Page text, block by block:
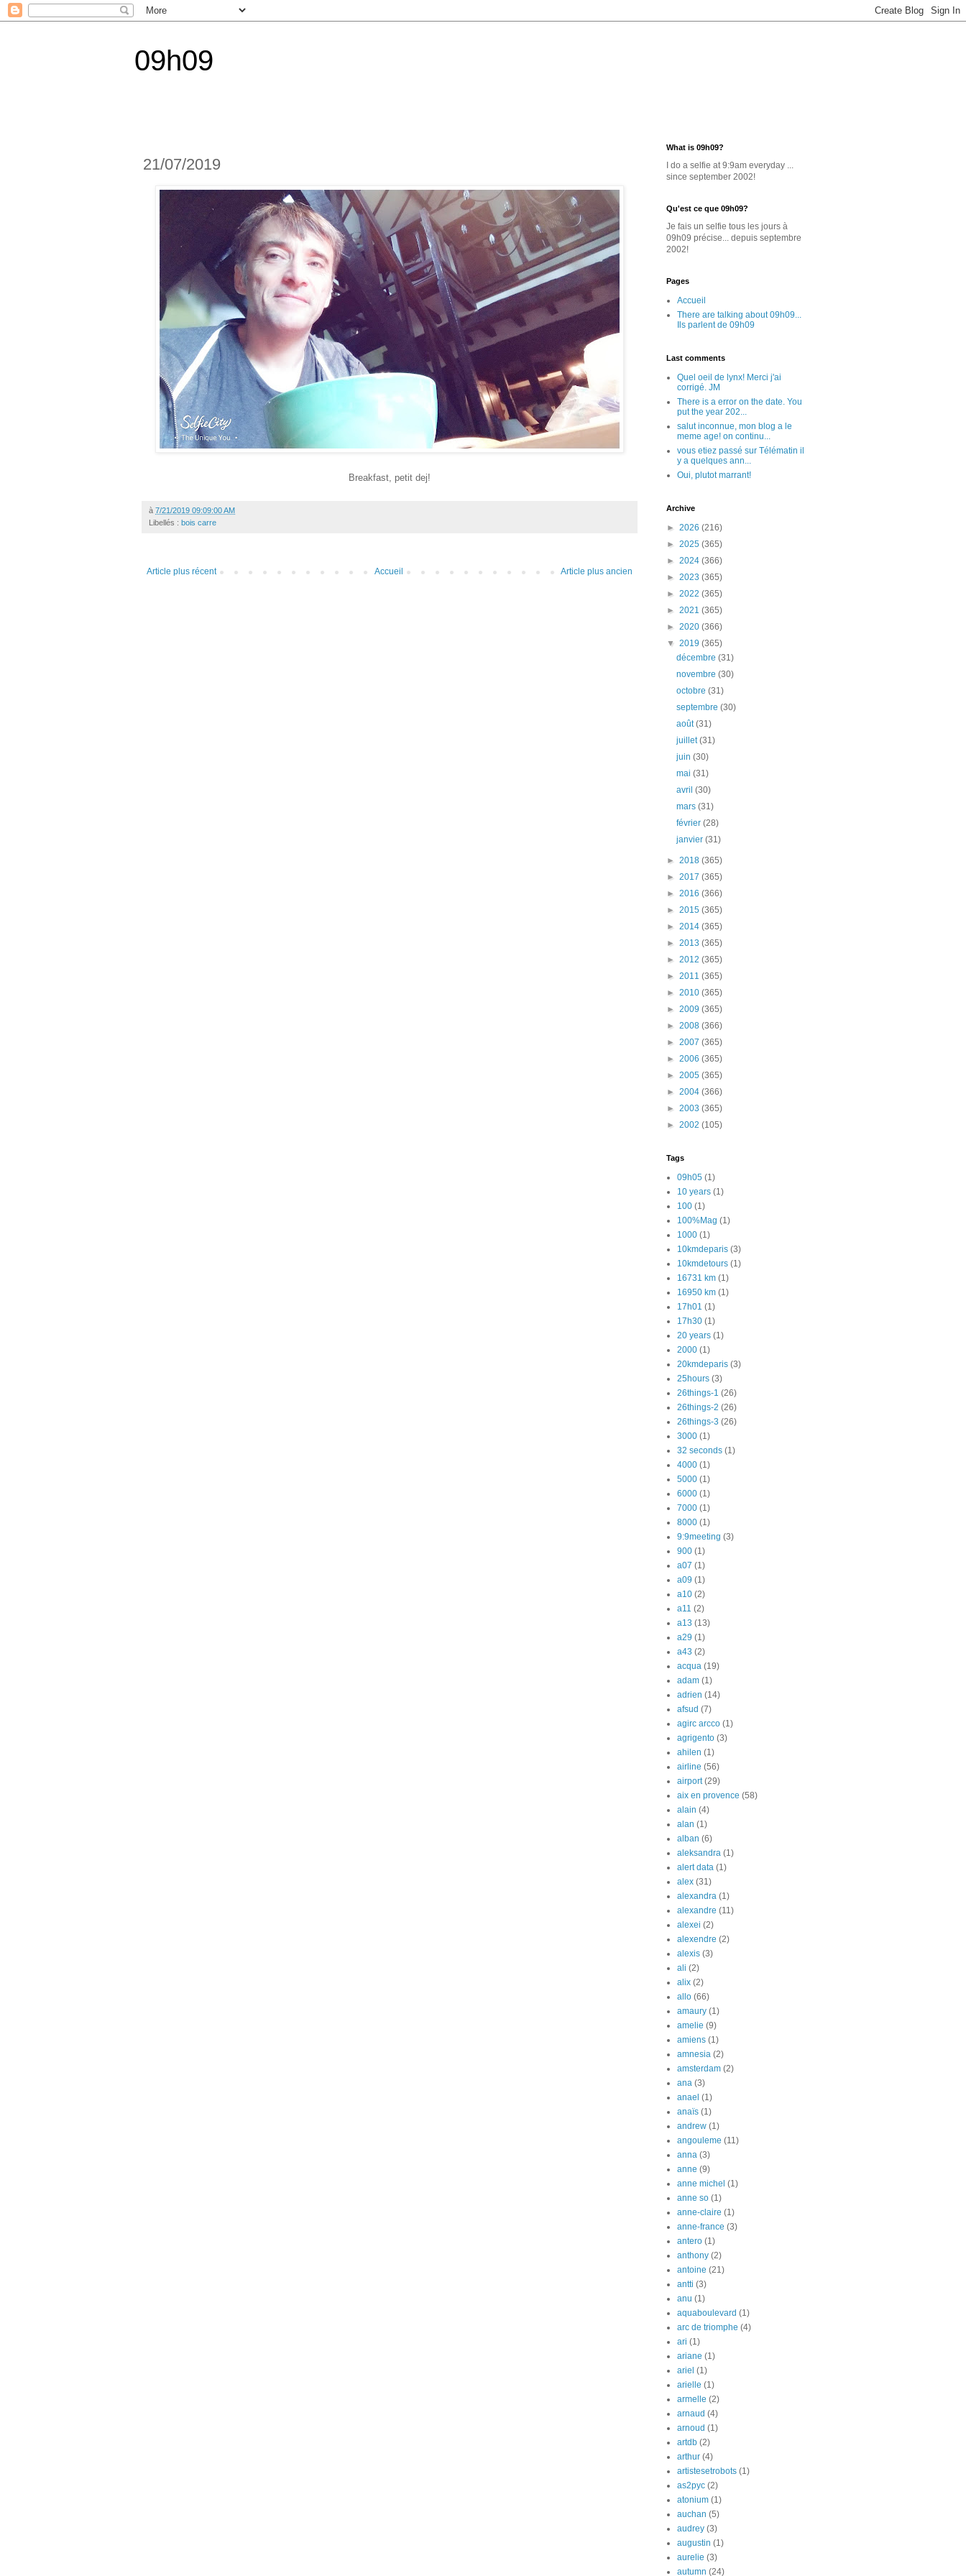
09h09
21/07/2019
Breakfast, petit dej!
à 7/21/2019 09:09:00 AM
Libellés : bois carre
Article plus récent Article plus ancien
Accueil
What is 09h09?
I do a selfie at 9:9am everyday ...
since september 2002!
Qu'est ce que 09h09?
Je fais un selfie tous les jours à
09h09 précise... depuis septembre
2002!
Pages
Accueil
There are talking about 09h09...
Ils parlent de 09h09
Last comments
Quel oeil de lynx! Merci j'ai
corrigé. JM
There is a error on the date. You
put the year 202...
salut inconnue, mon blog a le
meme age! on continu...
vous etiez passé sur Télématin il
y a quelques ann...
Oui, plutot marrant!
Archive
► 2026 (216)
► 2025 (365)
► 2024 (366)
► 2023 (365)
► 2022 (365)
► 2021 (365)
► 2020 (366)
▼ 2019 (365)
décembre(31)
novembre(30)
octobre(31)
septembre(30)
août(31)
juillet(31)
juin(30)
mai(31)
avril(30)
mars(31)
février(28)
janvier(31)
► 2018 (365)
► 2017 (365)
► 2016 (366)
► 2015 (365)
► 2014 (365)
► 2013 (365)
► 2012 (365)
► 2011 (365)
► 2010 (365)
► 2009 (365)
► 2008 (366)
► 2007 (365)
► 2006 (365)
► 2005 (365)
► 2004 (366)
► 2003 (365)
► 2002 (105)
Tags
09h05 (1)
10 years (1)
100 (1)
100%Mag (1)
1000 (1)
10kmdeparis (3)
10kmdetours (1)
16731 km (1)
16950 km (1)
17h01 (1)
17h30 (1)
20 years (1)
2000 (1)
20kmdeparis (3)
25hours (3)
26things-1 (26)
26things-2 (26)
26things-3 (26)
3000 (1)
32 seconds (1)
4000 (1)
5000 (1)
6000 (1)
7000 (1)
8000 (1)
9:9meeting (3)
900 (1)
a07 (1)
a09 (1)
a10 (2)
a11 (2)
a13 (13)
a29 (1)
a43 (2)
acqua (19)
adam (1)
adrien (14)
afsud (7)
agirc arcco (1)
agrigento (3)
ahilen (1)
airline (56)
airport (29)
aix en provence (58)
alain (4)
alan (1)
alban (6)
aleksandra (1)
alert data (1)
alex (31)
alexandra (1)
alexandre (11)
alexei (2)
alexendre (2)
alexis (3)
ali (2)
alix (2)
allo (66)
amaury (1)
amelie (9)
amiens (1)
amnesia (2)
amsterdam (2)
ana (3)
anael (1)
anaïs (1)
andrew (1)
angouleme (11)
anna (3)
anne (9)
anne michel (1)
anne so (1)
anne-claire (1)
anne-france (3)
antero (1)
anthony (2)
antoine (21)
antti (3)
anu (1)
aquaboulevard (1)
arc de triomphe (4)
ari (1)
ariane (1)
ariel (1)
arielle (1)
armelle (2)
arnaud (4)
arnoud (1)
artdb (2)
arthur (4)
artistesetrobots (1)
as2pyc (2)
atonium (1)
auchan (5)
audrey (3)
augustin (1)
aurelie (3)
autumn (24)